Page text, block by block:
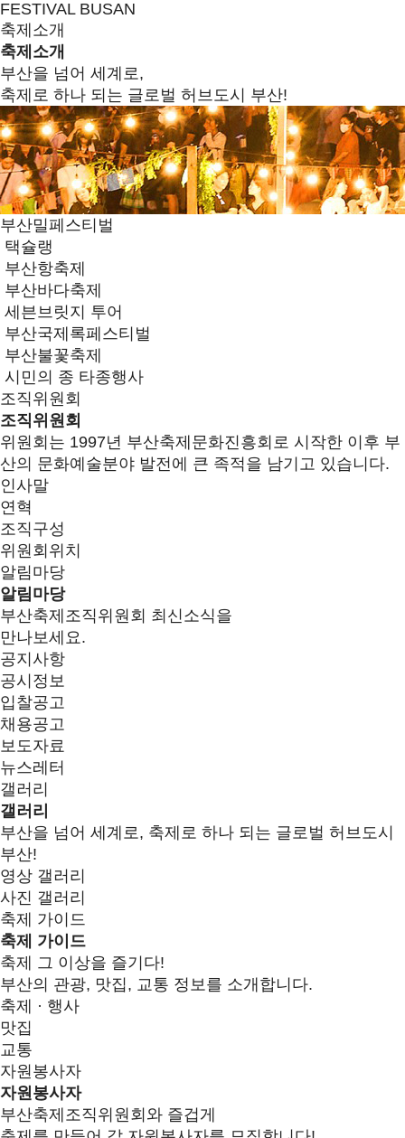
FESTIVAL BUSAN
축제소개
축제소개
부산을 넘어 세계로,
축제로 하나 되는 글로벌 허브도시 부산!
부산밀페스티벌
택슐랭
부산항축제
부산바다축제
세븐브릿지 투어
부산국제록페스티벌
부산불꽃축제
시민의 종 타종행사
조직위원회
조직위원회
위원회는 1997년 부산축제문화진흥회로 시작한 이후 부
산의 문화예술분야 발전에 큰 족적을 남기고 있습니다.
인사말
연혁
조직구성
위원회위치
알림마당
알림마당
부산축제조직위원회 최신소식을
만나보세요.
공지사항
공시정보
입찰공고
채용공고
보도자료
뉴스레터
갤러리
갤러리
부산을 넘어 세계로, 축제로 하나 되는 글로벌 허브도시
부산!
영상 갤러리
사진 갤러리
축제 가이드
축제 가이드
축제 그 이상을 즐기다!
부산의 관광, 맛집, 교통 정보를 소개합니다.
축제 · 행사
맛집
교통
자원봉사자
자원봉사자
부산축제조직위원회와 즐겁게